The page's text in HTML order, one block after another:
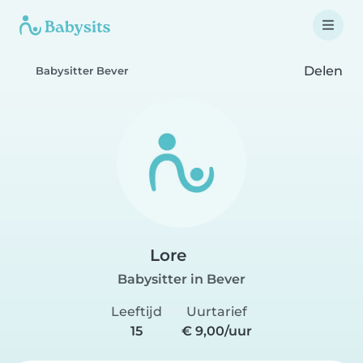
Babysitter Bever Delen
Lore
Babysitter in Bever
Leeftijd
15
Uurtarief
€ 9,00/uur